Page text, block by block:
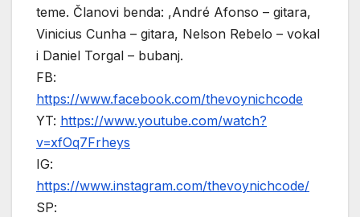
teme. Članovi benda: ,André Afonso – gitara,
Vinicius Cunha – gitara, Nelson Rebelo – vokal
i Daniel Torgal – bubanj.
FB:
https://www.facebook.com/thevoynichcode
YT: https://www.youtube.com/watch?
v=xfOq7Frheys
IG:
https://www.instagram.com/thevoynichcode/
SP: